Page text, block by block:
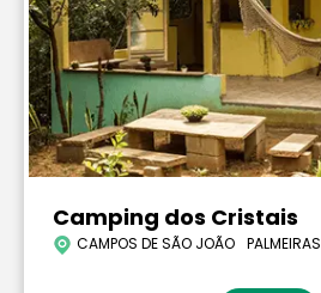
Camping dos Cristais
CAMPOS DE SÃO JOÃO PALMEIRAS